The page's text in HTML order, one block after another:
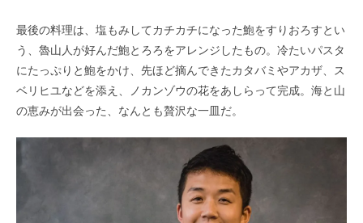
最後の料理は、塩もみしてカチカチになった鮑をすりおろすとい
う、魯山人が好んだ鮑とろろをアレンジしたもの。冷たいパスタ
にたっぷりと鮑をかけ、先ほど摘んできたカタバミやアカザ、ス
ベリヒユなどを添え、ノカンゾウの花をあしらって完成。海と山
の恵みが出会った、なんとも贅沢な一皿だ。